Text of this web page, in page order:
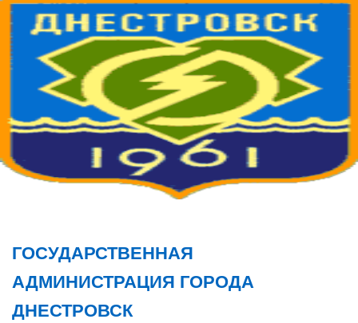
ГОСУДАРСТВЕННАЯ
АДМИНИСТРАЦИЯ ГОРОДА
ДНЕСТРОВСК